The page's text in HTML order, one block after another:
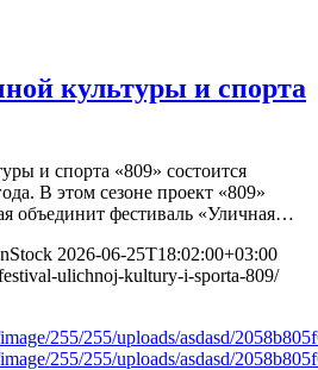
культуры и спорта
и спорта «809» состоится
В этом сезоне проект «809»
объединит фестиваль «Уличная…
2026-06-25T18:02:00+03:00
ulichnoj-kultury-i-sporta-809/
255/255/uploads/asdasd/
255/255/uploads/asdasd/